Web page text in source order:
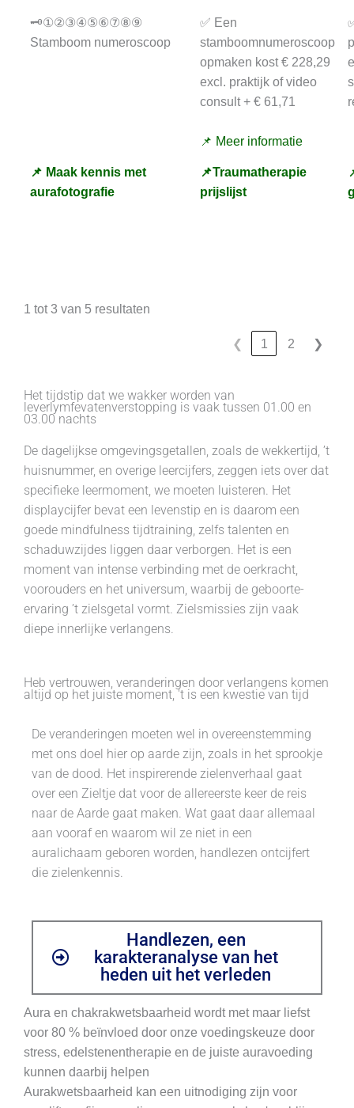
🗝️①②③④⑤⑥⑦⑧⑨
Stamboom numeroscoop
✅ Een
stamboomnumeroscoop
opmaken kost € 228,29
excl. praktijk of video
consult + € 61,71
📌 Meer informatie
📌 Maak kennis met
aurafotografie
📌Traumatherapie
prijslijst
1 tot 3 van 5 resultaten
❮ 1 2 ❯
Het tijdstip dat we wakker worden van
leverlymfevatenverstopping is vaak tussen 01.00 en
03.00 nachts
De dagelijkse omgevingsgetallen, zoals de wekkertijd, ’t
huisnummer, en overige leercijfers, zeggen iets over dat
specifieke leermoment, we moeten luisteren. Het
displaycijfer bevat een levenstip en is daarom een
goede mindfulness tijdtraining, zelfs talenten en
schaduwzijdes liggen daar verborgen. Het is een
moment van intense verbinding met de oerkracht,
voorouders en het universum, waarbij de geboorte-
ervaring ’t zielsgetal vormt. Zielsmissies zijn vaak
diepe innerlijke verlangens.
Heb vertrouwen, veranderingen door verlangens komen
altijd op het juiste moment, 't is een kwestie van tijd
De veranderingen moeten wel in overeenstemming
met ons doel hier op aarde zijn, zoals in het sprookje
van de dood. Het inspirerende zielenverhaal gaat
over een Zieltje dat voor de allereerste keer de reis
naar de Aarde gaat maken. Wat gaat daar allemaal
aan vooraf en waarom wil ze niet in een
auralichaam geboren worden, handlezen ontcijfert
die zielenkennis.
Handlezen, een
karakteranalyse van het
heden uit het verleden
Aura en chakrakwetsbaarheid wordt met maar liefst
voor 80 % beïnvloed door onze voedingskeuze door
stress, edelstenentherapie en de juiste auravoeding
kunnen daarbij helpen
Aurakwetsbaarheid kan een uitnodiging zijn voor